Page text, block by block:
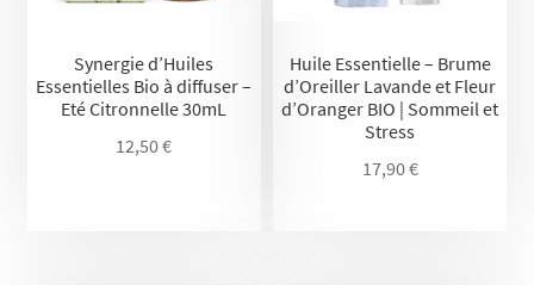
Synergie d’Huiles
Essentielles Bio à diffuser –
Eté Citronnelle 30mL
12,50€
Huile Essentielle – Brume
d’Oreiller Lavande et Fleur
d’Oranger BIO | Sommeil et
Stress
17,90€